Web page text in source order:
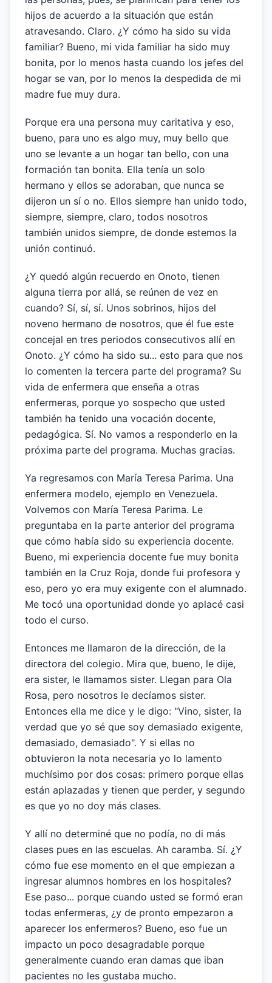
hijos de acuerdo a la situación que están
atravesando. Claro. ¿Y cómo ha sido su vida
familiar? Bueno, mi vida familiar ha sido muy
bonita, por lo menos hasta cuando los jefes del
hogar se van, por lo menos la despedida de mi
madre fue muy dura.
Porque era una persona muy caritativa y eso,
bueno, para uno es algo muy, muy bello que
uno se levante a un hogar tan bello, con una
formación tan bonita. Ella tenía un solo
hermano y ellos se adoraban, que nunca se
dijeron un sí o no. Ellos siempre han unido todo,
siempre, siempre, claro, todos nosotros
también unidos siempre, de donde estemos la
unión continuó.
¿Y quedó algún recuerdo en Onoto, tienen
alguna tierra por allá, se reúnen de vez en
cuando? Sí, sí, sí. Unos sobrinos, hijos del
noveno hermano de nosotros, que él fue este
concejal en tres periodos consecutivos allí en
Onoto. ¿Y cómo ha sido su... esto para que nos
lo comenten la tercera parte del programa? Su
vida de enfermera que enseña a otras
enfermeras, porque yo sospecho que usted
también ha tenido una vocación docente,
pedagógica. Sí. No vamos a responderlo en la
próxima parte del programa. Muchas gracias.
Ya regresamos con María Teresa Parima. Una
enfermera modelo, ejemplo en Venezuela.
Volvemos con María Teresa Parima. Le
preguntaba en la parte anterior del programa
que cómo había sido su experiencia docente.
Bueno, mi experiencia docente fue muy bonita
también en la Cruz Roja, donde fui profesora y
eso, pero yo era muy exigente con el alumnado.
Me tocó una oportunidad donde yo aplacé casi
todo el curso.
Entonces me llamaron de la dirección, de la
directora del colegio. Mira que, bueno, le dije,
era sister, le llamamos sister. Llegan para Ola
Rosa, pero nosotros le decíamos sister.
Entonces ella me dice y le digo: "Vino, sister, la
verdad que yo sé que soy demasiado exigente,
demasiado, demasiado". Y si ellas no
obtuvieron la nota necesaria yo lo lamento
muchísimo por dos cosas: primero porque ellas
están aplazadas y tienen que perder, y segundo
es que yo no doy más clases.
Y allí no determiné que no podía, no di más
clases pues en las escuelas. Ah caramba. Sí. ¿Y
cómo fue ese momento en el que empiezan a
ingresar alumnos hombres en los hospitales?
Ese paso... porque cuando usted se formó eran
todas enfermeras, ¿y de pronto empezaron a
aparecer los enfermeros? Bueno, eso fue un
impacto un poco desagradable porque
generalmente cuando eran damas que iban
pacientes no les gustaba mucho.